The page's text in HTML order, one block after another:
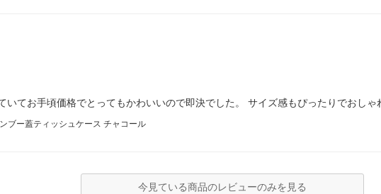
いてお手頃価格でとってもかわいいので即決でした。 サイズ感もぴったりでおしゃ
ブー蓋ティッシュケース チャコール
今見ている商品のレビューのみを見る